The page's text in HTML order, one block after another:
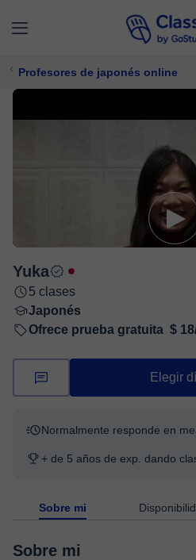
Profesores de japonés online
Yuka
5 clases
Japonés
Ofrece prueba gratuita $
Elegir
Normalmente responde en
+ de 5 años de exp. dando
Sobre mi
Sobre mi